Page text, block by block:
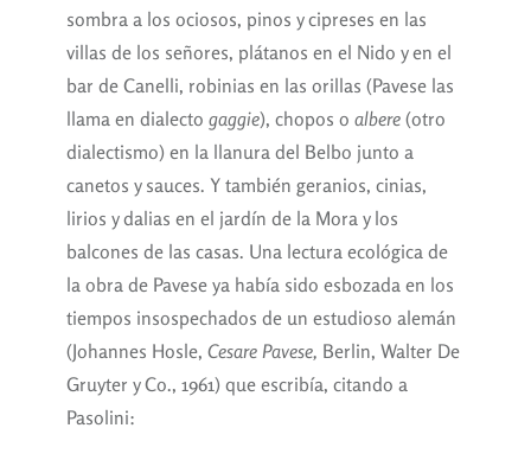
sombra a los ociosos, pinos y cipreses en las
villas de los señores, plátanos en el Nido y en el
bar de Canelli, robinias en las orillas (Pavese las
llama en dialecto gaggie), chopos o albere (otro
dialectismo) en la llanura del Belbo junto a
canetos y sauces. Y también geranios, cinias,
lirios y dalias en el jardín de la Mora y los
balcones de las casas. Una lectura ecológica de
la obra de Pavese ya había sido esbozada en los
tiempos insospechados de un estudioso alemán
(Johannes Hosle, Cesare Pavese, Berlin, Walter De
Gruyter y Co., 1961) que escribía, citando a
Pasolini: